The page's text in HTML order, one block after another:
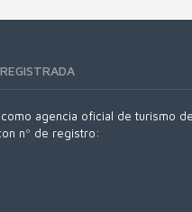
agencia oficial de turismo
nº de registro: